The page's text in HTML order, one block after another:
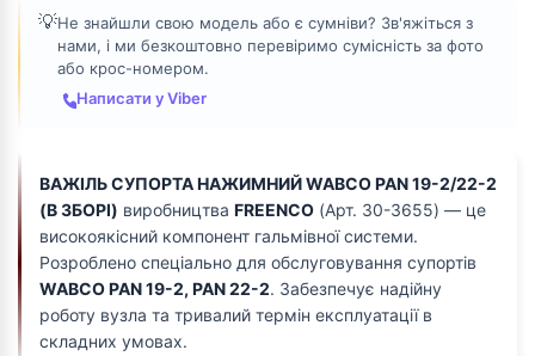
💡Не знайшли свою модель або є сумніви? Зв'яжіться з
нами, і ми безкоштовно перевіримо сумісність за фото
або крос-номером.
Написати у Viber
ВАЖІЛЬ СУПОРТА НАЖИМНИЙ WABCO PAN 19-2/22-2
(В ЗБОРІ) виробництва FREENCO (Арт. 30-3655) — це
високоякісний компонент гальмівної системи.
Розроблено спеціально для обслуговування супортів
WABCO PAN 19-2, PAN 22-2. Забезпечує надійну
роботу вузла та тривалий термін експлуатації в
складних умовах.